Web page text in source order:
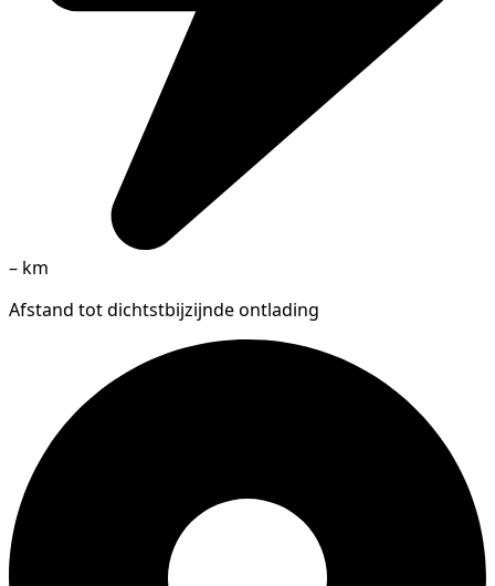
– km
Afstand tot dichtstbijzijnde ontlading